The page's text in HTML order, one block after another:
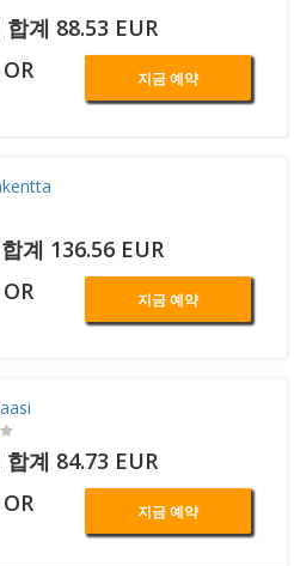
계 88.53 EUR
OR 지금 예약
계 136.56 EUR
OR 지금 예약
계 84.73 EUR
OR 지금 예약